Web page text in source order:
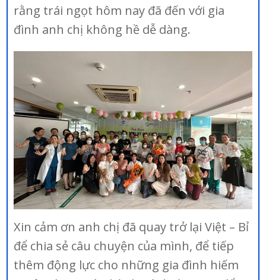
rằng trái ngọt hôm nay đã đến với gia
đình anh chị không hề dễ dàng.
Xin cảm ơn anh chị đã quay trở lại Việt – Bỉ
để chia sẻ câu chuyện của mình, để tiếp
thêm động lực cho những gia đình hiếm